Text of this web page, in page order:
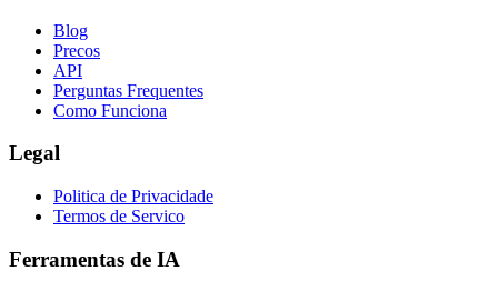
Blog
Precos
API
Perguntas Frequentes
Como Funciona
Legal
Politica de Privacidade
Termos de Servico
Ferramentas de IA